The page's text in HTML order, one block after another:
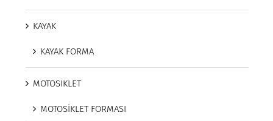
KAYAK
KAYAK FORMA
MOTOSİKLET
MOTOSİKLET FORMASI